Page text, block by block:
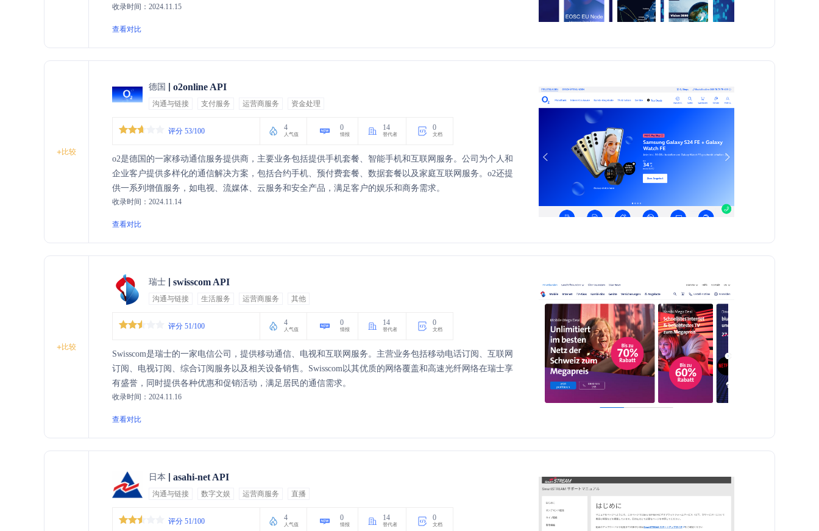
性和隐私保护等核心价值。
收录时间：2024.11.15
查看对比
+比较
德国 o2online API
沟通与链接 支付服务 运营商服务 资金处理
评分 53/100 4
人气值
0
情报
14
替代者
0
文档
o2是德国的一家移动通信服务提供商，主要业务包括提供手机套餐、智能手机和互联网服务。公司为个人和
企业客户提供多样化的通信解决方案，包括合约手机、预付费套餐、数据套餐以及家庭互联网服务。o2还提
供一系列增值服务，如电视、流媒体、云服务和安全产品，满足客户的娱乐和商务需求。
收录时间：2024.11.14
查看对比
+比较
瑞士 swisscom API
沟通与链接 生活服务 运营商服务 其他
评分 51/100 4
人气值
0
情报
14
替代者
0
文档
Swisscom是瑞士的一家电信公司，提供移动通信、电视和互联网服务。主营业务包括移动电话订阅、互联网
订阅、电视订阅、综合订阅服务以及相关设备销售。Swisscom以其优质的网络覆盖和高速光纤网络在瑞士享
有盛誉，同时提供各种优惠和促销活动，满足居民的通信需求。
收录时间：2024.11.16
查看对比
日本 asahi-net API
沟通与链接 数字文娱 运营商服务 直播
评分 51/100 4
人气值
0
情报
14
替代者
0
文档